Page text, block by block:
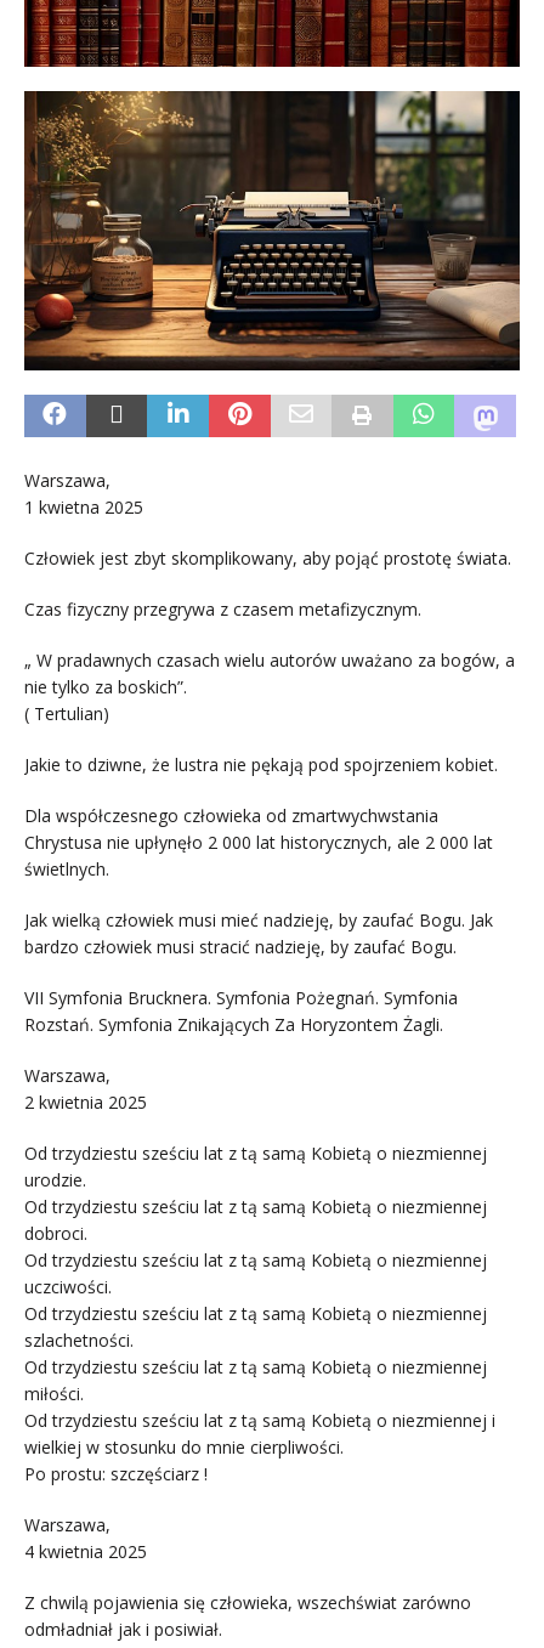
Warszawa,
1 kwietna 2025
Człowiek jest zbyt skomplikowany, aby pojąć prostotę świata.
Czas fizyczny przegrywa z czasem metafizycznym.
„ W pradawnych czasach wielu autorów uważano za bogów, a
nie tylko za boskich”.
( Tertulian)
Jakie to dziwne, że lustra nie pękają pod spojrzeniem kobiet.
Dla współczesnego człowieka od zmartwychwstania
Chrystusa nie upłynęło 2 000 lat historycznych, ale 2 000 lat
świetlnych.
Jak wielką człowiek musi mieć nadzieję, by zaufać Bogu. Jak
bardzo człowiek musi stracić nadzieję, by zaufać Bogu.
VII Symfonia Brucknera. Symfonia Pożegnań. Symfonia
Rozstań. Symfonia Znikających Za Horyzontem Żagli.
Warszawa,
2 kwietnia 2025
Od trzydziestu sześciu lat z tą samą Kobietą o niezmiennej
urodzie.
Od trzydziestu sześciu lat z tą samą Kobietą o niezmiennej
dobroci.
Od trzydziestu sześciu lat z tą samą Kobietą o niezmiennej
uczciwości.
Od trzydziestu sześciu lat z tą samą Kobietą o niezmiennej
szlachetności.
Od trzydziestu sześciu lat z tą samą Kobietą o niezmiennej
miłości.
Od trzydziestu sześciu lat z tą samą Kobietą o niezmiennej i
wielkiej w stosunku do mnie cierpliwości.
Po prostu: szczęściarz !
Warszawa,
4 kwietnia 2025
Z chwilą pojawienia się człowieka, wszechświat zarówno
odmładniał jak i posiwiał.